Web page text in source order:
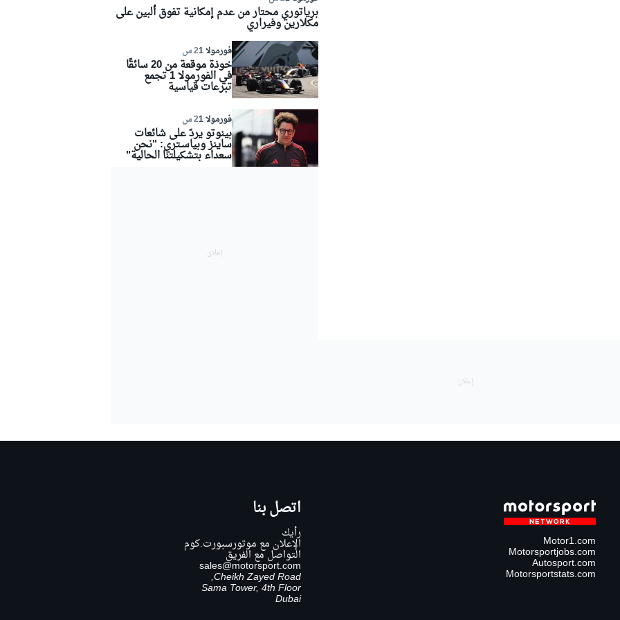
برياتوري محتار من عدم إمكانية تفوق ألبين على
مكلارين وفيراري
فورمولا 1 2 س
خوذة موقعة من 20 سائقًا
في الفورمولا 1 تجمع
تبرعات قياسية
فورمولا 1 2 س
بينوتو يردّ على شائعات
ساينز وبياسـتري: "نحن
سعداء بتشكيلتنا الحالية"
Motor1.com
Motorsportjobs.com
Autosport.com
Motorsportstats.com
اتصل بنا
رأيك
الإعلان مع موتورسبورت.كوم
التواصل مع الفريق
sales@motorsport.com
Cheikh Zayed Road,
Sama Tower, 4th Floor
Dubai